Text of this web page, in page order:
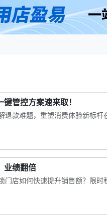
管控方案速来取！
退款难题，重塑消费体验新标杆
业绩翻倍
门店如何快速提升销售额？限时